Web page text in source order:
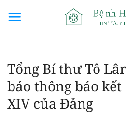
qua
Tổng Bí thư Tô
báo thông báo
XIV của Đảng